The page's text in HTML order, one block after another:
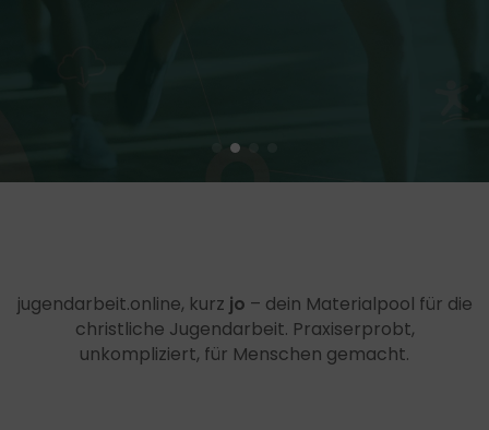
jugendarbeit.online, kurz jo – dein Materialpool für die
christliche Jugendarbeit. Praxiserprobt,
unkompliziert, für Menschen gemacht.